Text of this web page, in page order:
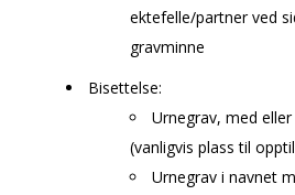
ektefelle/partner ved
gravminne
Bisettelse:
Urnegrav, med
(vanligvis plass til
Urnegrav i navnet